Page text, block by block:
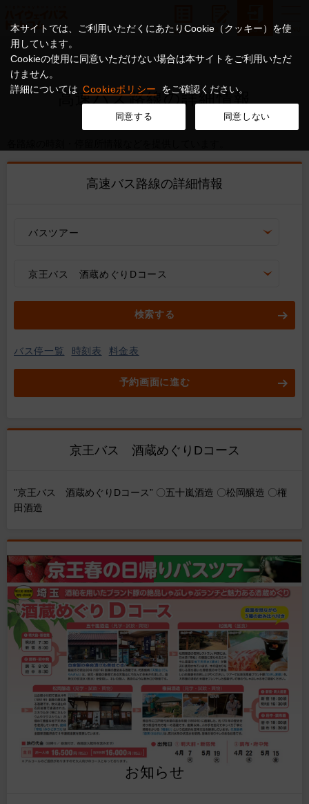
本サイトでは、ご利用いただくにあたりCookie（クッキー）を使
用しています。
Cookieの使用に同意いただけない場合は本サイトをご利用いただ
けません。
詳細については Cookieポリシー をご確認ください。
同意する 同意しない
高速バス路線の詳細情報
高速バス路線の詳細情報
バスツアー
京王バス 酒蔵めぐりDコース
検索する
バス停一覧 時刻表 料金表
予約画面に進む
京王バス 酒蔵めぐりDコース
”京王バス 酒蔵めぐりDコース” 〇五十嵐酒造 〇松岡醸造 〇権
田酒造
お知らせ